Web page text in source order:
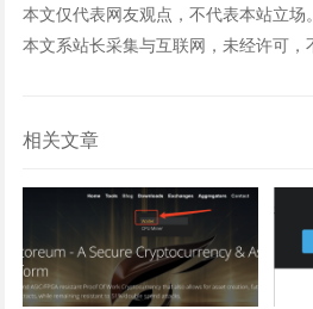
本文仅代表网友观点，不代表本站立场。
本文系站长采集与互联网，未经许可，
相关文章